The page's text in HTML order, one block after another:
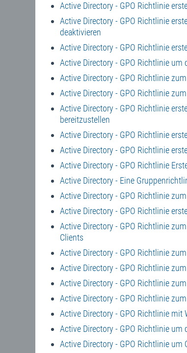
Active Directory - GPO Richtlinie
Active Directory - GPO Richtlinie
deaktivieren
Active Directory - GPO Richtlinie
Active Directory - GPO Richtlinie um
Active Directory - GPO Richtlinie
Active Directory - GPO Richtlinie
Active Directory - GPO Richtlinie
bereitzustellen
Active Directory - GPO Richtlinie
Active Directory - GPO Richtlinie
Active Directory - GPO Richtlinie
Active Directory - Eine
Active Directory - GPO Richtlinie
Active Directory - GPO Richtlinie
Active Directory - GPO Richtlinie
Clients
Active Directory - GPO Richtlinie
Active Directory - GPO Richtlinie
Active Directory - GPO Richtlinie
Active Directory - GPO Richtlinie
Active Directory - GPO Richtlinie
Active Directory - GPO Richtlinie
Active Directory - GPO Richtlinie